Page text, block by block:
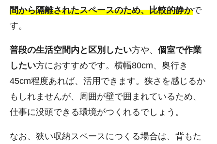
間から隔離されたスペースのため、比較的静かで
す。
普段の生活空間内と区別したい方や、 個室で作業
したい方におすすめです。横幅80cm、奥行き
45cm程度あれば、活用できます。狭さを感じるか
もしれませんが、周囲が壁で囲まれているため、
仕事に没頭できる環境がつくれるでしょう。
なお、狭い収納スペースにつくる場合は、背もた